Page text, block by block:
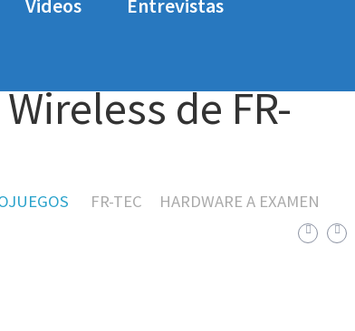
Videos Entrevistas
de FR-
FR-TEC HARDWARE A EXAMEN